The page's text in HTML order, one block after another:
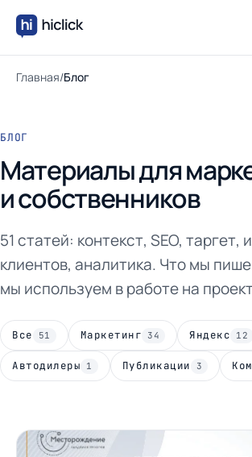
Главная/Блог
БЛОГ
Материалы для
и собственников
51 статей: контекст, SEO, таргет,
клиентов, аналитика. Что мы
мы используем в работе на
Все 51 Маркетинг 34 Яндекс 12
Автодилеры 1 Публикации 3